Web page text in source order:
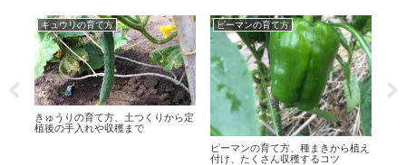
キュウリの育て方
きゅうりの育て方、土つくりから定
植後の手入れや収穫まで
ピーマンの育て方
ピーマンの育て方、種まきから植え
付け、たくさん収穫するコツ